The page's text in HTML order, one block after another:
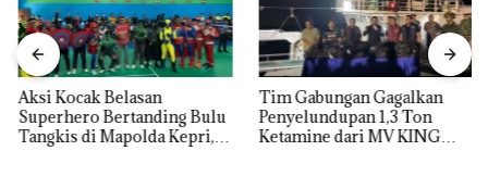
Aksi Kocak Belasan
Superhero Bertanding Bulu
Tangkis di Mapolda Kepri,
Tim Gabungan Gagalkan
Penyelundupan 1,3 Ton
Ketamine dari MV KING